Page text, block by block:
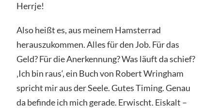
Herrje!
Also heißt es, aus meinem Hamsterrad
herauszukommen. Alles für den Job. Für das
Geld? Für die Anerkennung? Was läuft da schief?
‚Ich bin raus‘, ein Buch von Robert Wringham
spricht mir aus der Seele. Gutes Timing. Genau
da befinde ich mich gerade. Erwischt. Eiskalt –